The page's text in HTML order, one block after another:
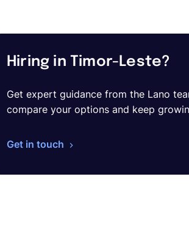
Hiring in Timor-Leste?
Get expert guidance from the Lano
compare your options and keep
Get in touch